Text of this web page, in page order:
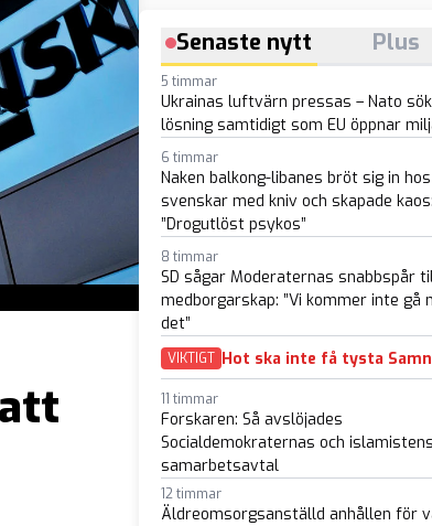
Senaste nytt Plus
5 timmar
Ukrainas luftvärn pressas – Nato
lösning samtidigt som EU öppnar
6 timmar
Naken balkong-libanes bröt sig in hos
svenskar med kniv och skapade kaos:
”Drogutlöst psykos”
8 timmar
SD sågar Moderaternas snabbspår
medborgarskap: ”Vi kommer inte gå
det”
VIKTIGT Hot ska inte få tysta
11 timmar
Forskaren: Så avslöjades
Socialdemokraternas och islamistens
samarbetsavtal
12 timmar
Äldreomsorgsanställd anhållen för